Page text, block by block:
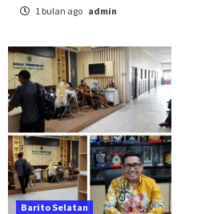
1 bulan ago admin
Barito Selatan